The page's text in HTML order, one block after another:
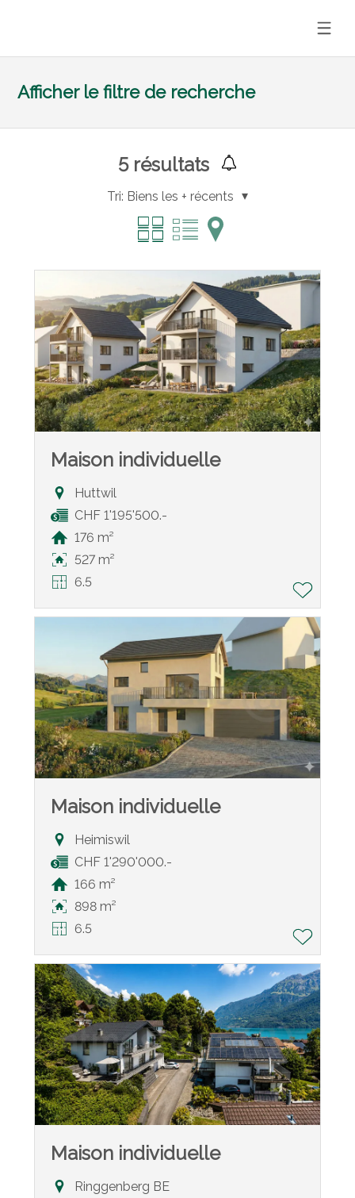
Afficher le filtre de recherche
5résultats
Tri: Biens les + récents
Maison individuelle
Huttwil
CHF 1'195'500.-
176 m²
527 m²
6.5
Maison individuelle
Heimiswil
CHF 1'290'000.-
166 m²
898 m²
6.5
Maison individuelle
Ringgenberg BE